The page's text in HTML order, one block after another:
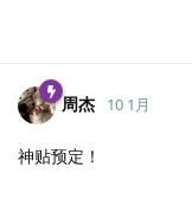
周杰 10 1月
神贴预定！